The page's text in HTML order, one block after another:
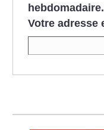
hebdomadaire.
Votre adresse